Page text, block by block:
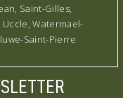
Saint-Gilles,
Watermael-
Saint-Pierre